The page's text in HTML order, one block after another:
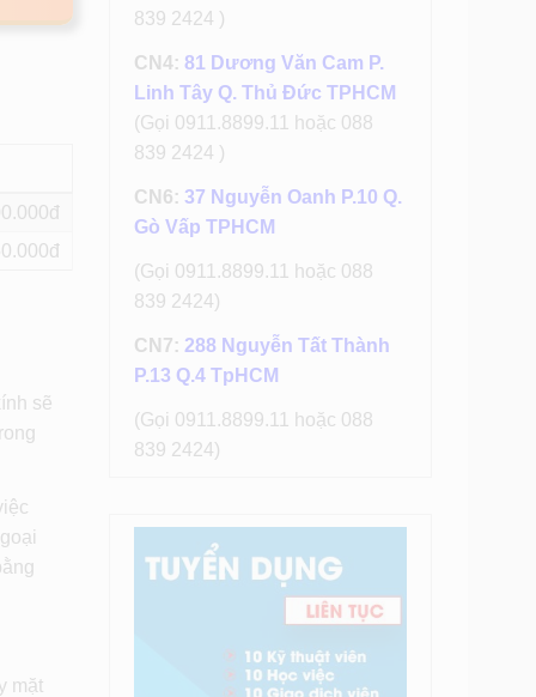
sẽ
mặt
839 2424 )
CN4: 81 Dương Văn Cam P.
Linh Tây Q. Thủ Đức TPHCM
(Gọi 0911.8899.11 hoặc 088
839 2424 )
CN6: 37 Nguyễn Oanh P.10 Q.
Gò Vấp TPHCM
(Gọi 0911.8899.11 hoặc 088
839 2424)
CN7: 288 Nguyễn Tất Thành
P.13 Q.4 TpHCM
(Gọi 0911.8899.11 hoặc 088
839 2424)